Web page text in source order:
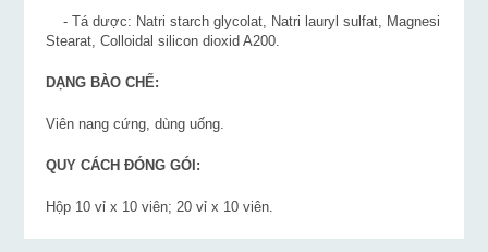
- Tá dược: Natri starch glycolat, Natri lauryl sulfat, Magnesi
Stearat, Colloidal silicon dioxid A200.
DẠNG BÀO CHẾ:
Viên nang cứng, dùng uống.
QUY CÁCH ĐÓNG GÓI:
Hộp 10 vỉ x 10 viên; 20 vỉ x 10 viên.